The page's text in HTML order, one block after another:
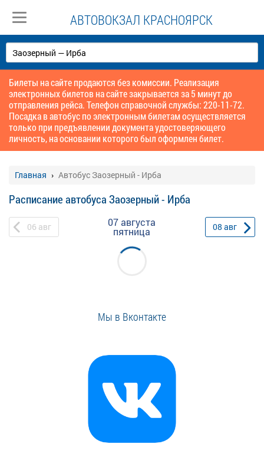
АВТОВОКЗАЛ КРАСНОЯРСК
Билеты на сайте продаются без комиссии. Реализация
электронных билетов на сайте закрывается за 5 минут до
отправления рейса. Телефон справочной службы: 220-11-72.
Посадка в автобус по электронным билетам осуществляется
только при предъявлении документа удостоверяющего
личность, на основании которого был оформлен билет.
Главная Автобус Заозерный - Ирба
Расписание автобуса Заозерный - Ирба
06 авг 07 августа
пятница 08 авг
Мы в Вконтакте